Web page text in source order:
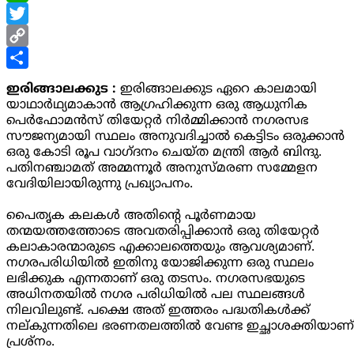
WhatsApp
Twitter
Copy
Link
Share
ഇരിങ്ങാലക്കുട : ഇരിങ്ങാലക്കുട ഏറെ കാലമായി
യാഥാർഥ്യമാകാൻ ആഗ്രഹിക്കുന്ന ഒരു ആധുനിക
പെർഫോമൻസ് തിയേറ്റർ നിർമ്മിക്കാൻ നഗരസഭ
സൗജന്യമായി സ്ഥലം അനുവദിച്ചാൽ കെട്ടിടം ഒരുക്കാൻ
ഒരു കോടി രൂപ വാഗ്‌ദനം ചെയ്ത മന്ത്രി ആർ ബിന്ദു.
പതിനഞ്ചാമത് അമ്മന്നൂർ അനുസ്മരണ സമ്മേളന
വേദിയിലായിരുന്നു പ്രഖ്യാപനം.
പൈതൃക കലകൾ അതിന്റെ പൂർണമായ
തന്മയത്തത്തോടെ അവതരിപ്പിക്കാൻ ഒരു തിയേറ്റർ
കലാകാരന്മാരുടെ എക്കാലത്തെയും ആവശ്യമാണ്.
നഗരപരിധിയിൽ ഇതിനു യോജിക്കുന്ന ഒരു സ്ഥലം
ലഭിക്കുക എന്നതാണ് ഒരു തടസം. നഗരസഭയുടെ
അധിനതയിൽ നഗര പരിധിയിൽ പല സ്ഥലങ്ങൾ
നിലവിലുണ്ട്. പക്ഷെ അത് ഇത്തരം പദ്ധതികൾക്ക്
നല്കുന്നതിലെ ഭരണതലത്തിൽ വേണ്ട ഇച്ഛാശക്തിയാണ്
പ്രശ്നം.